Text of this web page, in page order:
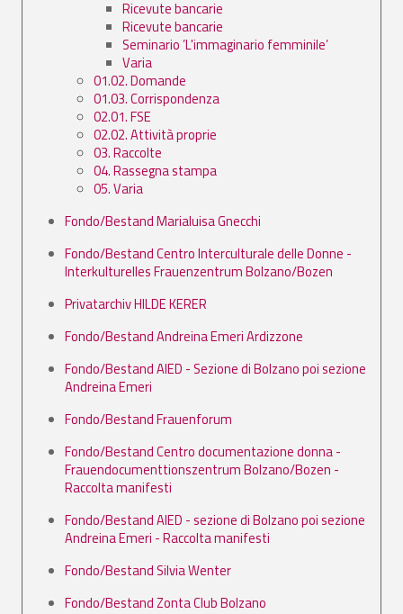
Ricevute bancarie
Ricevute bancarie
Seminario ’L'immaginario femminile’
Varia
01.02. Domande
01.03. Corrispondenza
02.01. FSE
02.02. Attività proprie
03. Raccolte
04. Rassegna stampa
05. Varia
Fondo/Bestand Marialuisa Gnecchi
Fondo/Bestand Centro Interculturale delle Donne -
Interkulturelles Frauenzentrum Bolzano/Bozen
Privatarchiv HILDE KERER
Fondo/Bestand Andreina Emeri Ardizzone
Fondo/Bestand AIED - Sezione di Bolzano poi sezione
Andreina Emeri
Fondo/Bestand Frauenforum
Fondo/Bestand Centro documentazione donna -
Frauendocumenttionszentrum Bolzano/Bozen -
Raccolta manifesti
Fondo/Bestand AIED - sezione di Bolzano poi sezione
Andreina Emeri - Raccolta manifesti
Fondo/Bestand Silvia Wenter
Fondo/Bestand Zonta Club Bolzano